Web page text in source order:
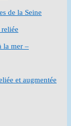
de la Seine
la mer –
et augmentée